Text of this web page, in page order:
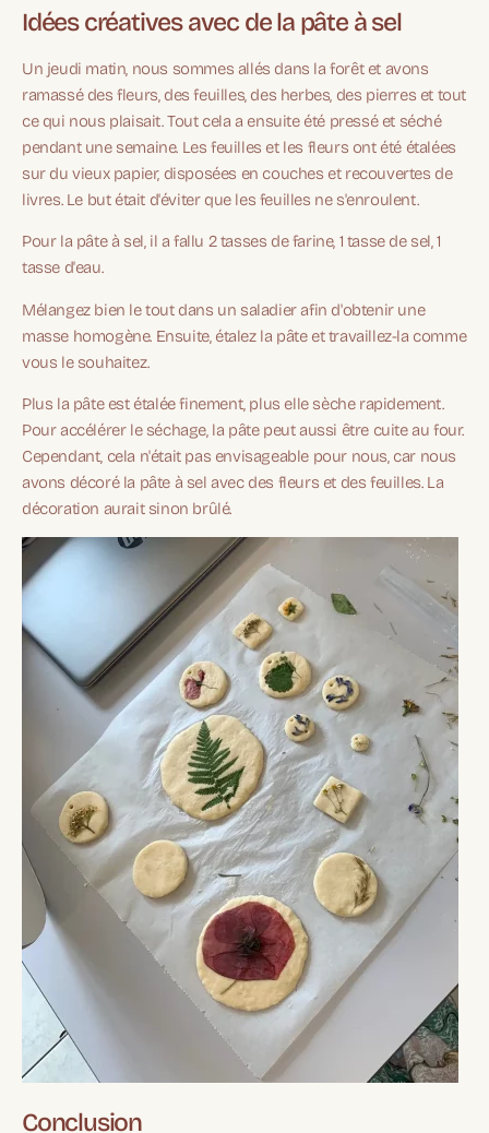
Idées créatives avec de la pâte à sel
Un jeudi matin, nous sommes allés dans la forêt et avons
ramassé des fleurs, des feuilles, des herbes, des pierres et tout
ce qui nous plaisait. Tout cela a ensuite été pressé et séché
pendant une semaine. Les feuilles et les fleurs ont été étalées
sur du vieux papier, disposées en couches et recouvertes de
livres. Le but était d'éviter que les feuilles ne s'enroulent.
Pour la pâte à sel, il a fallu 2 tasses de farine, 1 tasse de sel, 1
tasse d'eau.
Mélangez bien le tout dans un saladier afin d'obtenir une
masse homogène. Ensuite, étalez la pâte et travaillez-la comme
vous le souhaitez.
Plus la pâte est étalée finement, plus elle sèche rapidement.
Pour accélérer le séchage, la pâte peut aussi être cuite au four.
Cependant, cela n'était pas envisageable pour nous, car nous
avons décoré la pâte à sel avec des fleurs et des feuilles. La
décoration aurait sinon brûlé.
Conclusion